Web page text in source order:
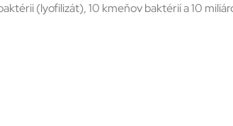
(lyofilizát), 10 kmeňov baktérií a 10